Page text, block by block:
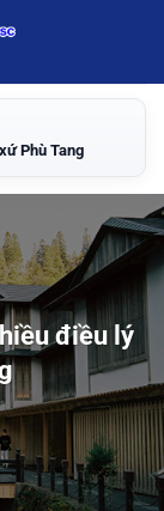
Phù Tang
điều lý